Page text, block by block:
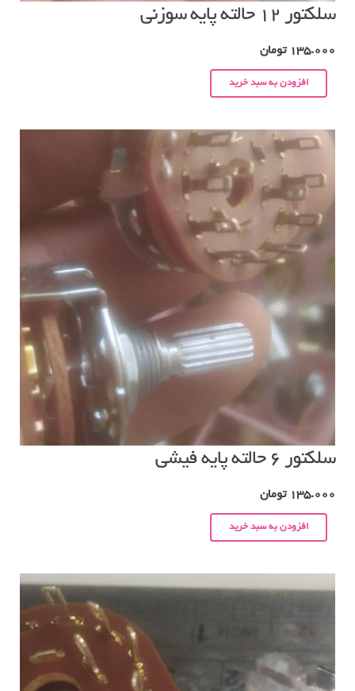
سلکتور ۱۲ حالته پایه سوزنی
135.000 تومان
افزودن به سبد خرید
سلکتور ۶ حالته پایه فیشی
135.000 تومان
افزودن به سبد خرید